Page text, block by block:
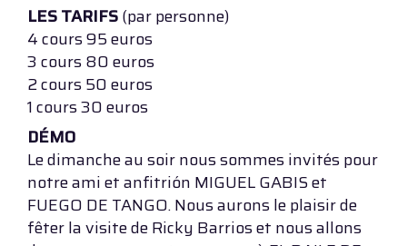
LES TARIFS(par personne)
4 cours 95 euros
3 cours 80 euros
2 cours 50 euros
1 cours 30 euros
DÉMO
Le dimanche au soir nous sommes invités pour
notre ami et anfitrión MIGUEL GABIS et
FUEGO DE TANGO. Nous aurons le plaisir de
fêter la visite de Ricky Barrios et nous allons